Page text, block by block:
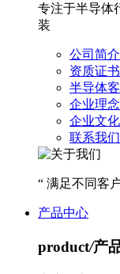
专注于半导体
装
公司简介
资质证书
半导体
企业理念
企业文化
联系我们
“ 满足不同客
产品中心
product/产